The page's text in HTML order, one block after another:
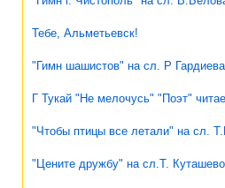
Тебе, Альметьевск!
"Гимн шашистов" на сл. Р Гардиева
Г Тукай "Не мелочусь" "Поэт"
"Чтобы птицы все летали" на сл.
"Цените дружбу" на сл.Т.